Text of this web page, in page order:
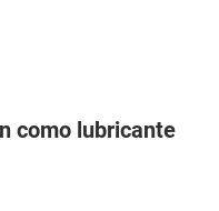
como lubricante